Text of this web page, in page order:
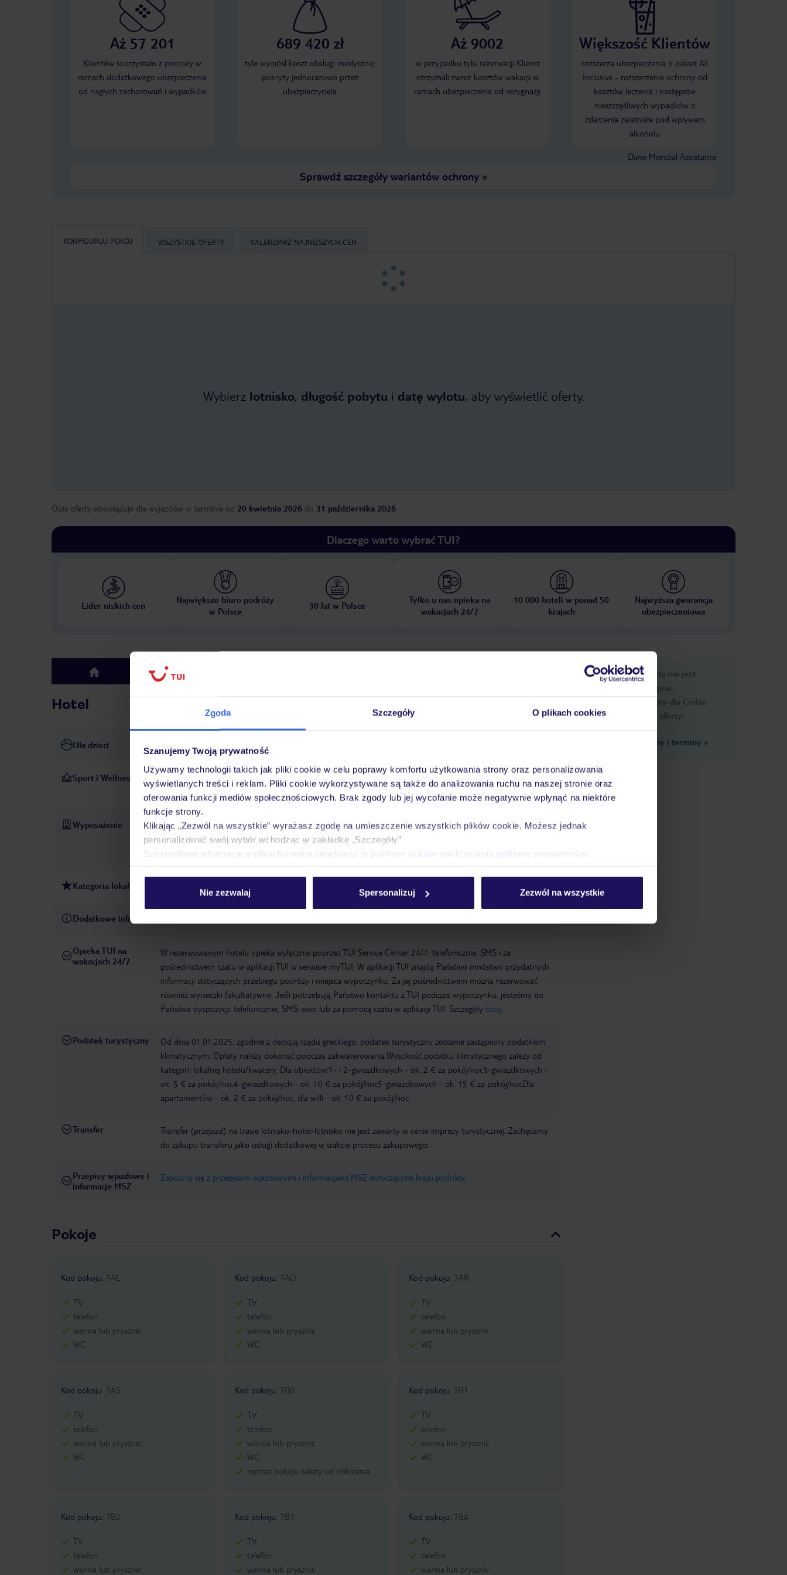
Zgoda Szczegóły O plikach cookies
Szanujemy Twoją prywatność
Używamy technologii takich jak pliki cookie w celu poprawy komfortu użytkowania strony oraz personalizowania
wyświetlanych treści i reklam. Pliki cookie wykorzystywane są także do analizowania ruchu na naszej stronie oraz
oferowania funkcji mediów społecznościowych. Brak zgody lub jej wycofanie może negatywnie wpłynąć na niektóre
funkcje strony.
Klikając „Zezwól na wszystkie” wyrażasz zgodę na umieszczenie wszystkich plików cookie. Możesz jednak
personalizować swój wybór wchodząc w zakładkę „Szczegóły”
Szczegółowe informacje o plikach cookie znajdziesz w polityce plików cookies oraz polityce prywatności
Nie zezwalaj Spersonalizuj Zezwól na wszystkie
Aż 57 201
Klientów skorzystało z pomocy w
ramach dodatkowego ubezpieczenia
od nagłych zachorowań i wypadków
689 420 zł
tyle wyniósł koszt obsługi medycznej
pokryty jednorazowo przez
ubezpieczyciela
Aż 9002
w przypadku tylu rezerwacji Klienci
otrzymali zwrot kosztów wakacji w
ramach ubezpieczenia od rezygnacji
Większość Klientów
rozszerza ubezpieczenia o pakiet All
Inclusive - rozszerzenie ochrony od
kosztów leczenia i następstw
nieszczęśliwych wypadków o
zdarzenia zaistniałe pod wpływem
alkoholu
Dane Mondial Assistance
Sprawdź szczegóły wariantów ochrony»
KONFIGURUJ POKÓJ WSZYSTKIE OFERTY KALENDARZ NAJNIŻSZYCH CEN
Wybierz lotnisko, długość pobytu i datę wylotu, aby wyświetlić oferty.
Opis oferty obowiązuje dla wyjazdów w terminie od 20 kwietnia 2026 do 31 października 2026
Dlaczego warto wybrać TUI?
Lider niskich cen
Największe biuro podróży
w Polsce
30 lat w Polsce
Tylko u nas opieka na
wakacjach 24/7
10 000 hoteli w ponad 50
krajach
Najwyższa gwarancja
ubezpieczeniowa
top Hotel
Hotel
Dla dzieci Basen dla dzieci Plac zabaw
Sport i Wellness Szkoła nurkowania: za opłatą Wypożyczalnia rowerów: za opłatą Siłownia Kort tenisowy
Masaże: za
opłatą.
Wyposażenie Parking Zameldowanie od: 15:00:00 Wymeldowanie do: 11:00:00 Garaż
WLAN/WiFi w
hotelu
Ostatni remont kapitalny: 2019 Taras słoneczny Łączna liczba pokoi: 89
dzieci, basen odkryty, parasole przy basenie, leżaki przy basenie
Kategoria lokalna
Dodatkowe informacje
Opieka TUI na
wakacjach 24/7
W rezerwowanym hotelu opieka wyłącznie poprzez TUI Service Center 24/7: telefonicznie, SMS i za
pośrednictwem czatu w aplikacji TUI w serwisie myTUI. W aplikacji TUI znajdą Państwo mnóstwo przydatnych
informacji dotyczących przebiegu podróży i miejsca wypoczynku. Za jej pośrednictwem można rezerwować
również wycieczki fakultatywne. Jeśli potrzebują Państwo kontaktu z TUI podczas wypoczynku, jesteśmy do
Państwa dyspozycji: telefonicznie, SMS-owo lub za pomocą czatu w aplikacji TUI. Szczegóły tutaj
Podatek turystyczny
Od dnia 01.01.2025, zgodnie z decyzją rządu greckiego, podatek turystyczny zostanie zastąpiony podatkiem
klimatycznym. Opłaty należy dokonać podczas zakwaterowania.Wysokość podatku klimatycznego zależy od
kategorii lokalnej hotelu/kwatery. Dla obiektów:1- i 2-gwiazdkowych - ok. 2 € za pokój/noc3-gwiazdkowych -
ok. 5 € za pokój/noc4-gwiazdkowych - ok. 10 € za pokój/noc5-gwiazdkowych - ok. 15 € za pokój/nocDla
apartamentów - ok. 2 € za pokój/noc, dla willi - ok. 10 € za pokój/noc.
Transfer
Transfer (przejazd) na trasie lotnisko-hotel-lotnisko nie jest zawarty w cenie imprezy turystycznej. Zachęcamy
do zakupu transferu jako usługi dodatkowej w trakcie procesu zakupowego.
Przepisy wjazdowe i
informacje MSZ
Zapoznaj się z przepisami wjazdowymi i informacjami MSZ dotyczącymi kraju podróży.
Pokoje
Kod pokoju: 7AL
TV
telefon
wanna lub prysznic
WC
Kod pokoju: 7AO
TV
telefon
wanna lub prysznic
WC
Kod pokoju: 7AR
TV
telefon
wanna lub prysznic
WC
Kod pokoju: 7AS
TV
telefon
wanna lub prysznic
WC
Kod pokoju: 7B0
TV
telefon
wanna lub prysznic
WC
metraż pokoju zależy od obłożenia
Kod pokoju: 7B1
TV
telefon
wanna lub prysznic
WC
Kod pokoju: 7B2
TV
telefon
wanna lub prysznic
Kod pokoju: 7B3
TV
telefon
wanna lub prysznic
Kod pokoju: 7B4
TV
telefon
wanna lub prysznic
Ups, ta oferta nie jest
dostępna.
Przygotowaliśmy dla Ciebie
podobne oferty:
Zobacz inne ceny i terminy »